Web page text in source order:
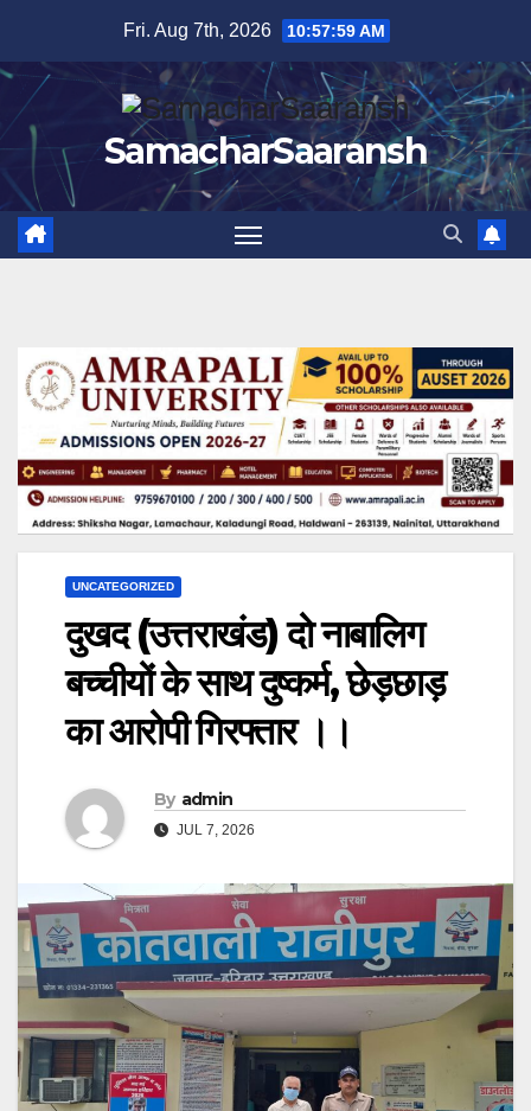
content
Fri. Aug 7th, 2026 10:58:00 AM
SamacharSaaransh
UNCATEGORIZED
दुखद (उत्तराखंड) दो नाबालिग
बच्चीयों के साथ दुष्कर्म, छेड़छाड़
का आरोपी गिरफ्तार ।।
By admin
JUL 7, 2026